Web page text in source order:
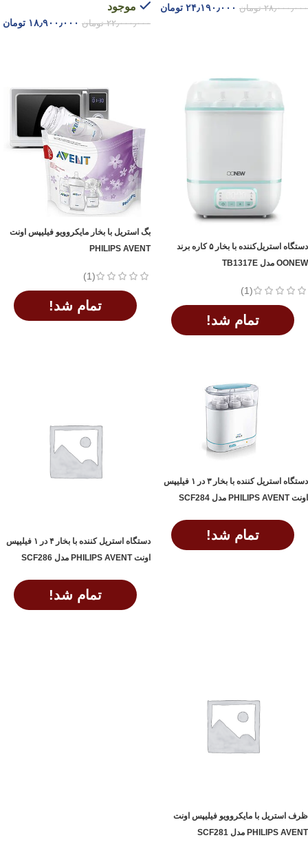
۲۸٫۰۰۰٫۰۰۰ تومان ۲۴٫۱۹۰٫۰۰۰ تومان موجود
۲۲٫۰۰۰٫۰۰۰ تومان ۱۸٫۹۰۰٫۰۰۰ تومان
دستگاه استریل‌کننده با بخار ۵ کاره برند
OONEW مدل TB1317E
(1)
تمام شد!
بگ استریل با بخار مایکروویو فیلیپس اونت
PHILIPS AVENT
(1)
تمام شد!
دستگاه استریل کننده با بخار ۳ در ۱ فیلیپس
اونت PHILIPS AVENT مدل SCF284
تمام شد!
دستگاه استریل کننده با بخار ۴ در ۱ فیلیپس
اونت PHILIPS AVENT مدل SCF286
تمام شد!
ظرف استریل با مایکروویو فیلیپس اونت
PHILIPS AVENT مدل SCF281